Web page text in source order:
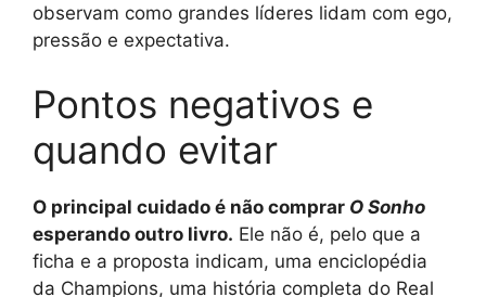
observam como grandes líderes lidam com ego,
pressão e expectativa.
Pontos negativos e
quando evitar
O principal cuidado é não comprar O Sonho
esperando outro livro. Ele não é, pelo que a
ficha e a proposta indicam, uma enciclopédia
da Champions, uma história completa do Real